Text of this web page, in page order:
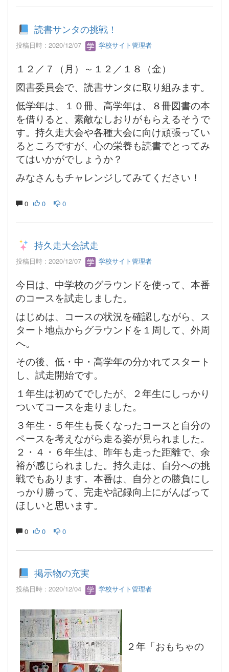
読書サンタの挑戦！
投稿日時 : 2020/12/07 学校サイト管理者
１２／７（月）～１２／１８（金）
図書委員会で、読書サンタに取り組みます。
低学年は、１０冊、高学年は、８冊図書の本
を借りると、素敵なしおりがもらえるそうで
す。持久走大会や各種大会に向け頑張ってい
るところですが、心の栄養も読書でとってみ
てはいかがでしょうか？
みなさんもチャレンジしてみてください！
0 0 0
持久走大会試走
投稿日時 : 2020/12/07 学校サイト管理者
今日は、中学校のグラウンドを使って、本番
のコースを試走しました。
はじめは、コースの状況を確認しながら、ス
タート地点からグラウンドを１周して、外周
へ。
その後、低・中・高学年の分かれてスタート
し、試走開始です。
１年生は初めてでしたが、２年生にしっかり
ついてコースを走りました。
３年生・５年生も長くなったコースと自分の
ペースを考えながら走る姿が見られました。
２・４・６年生は、昨年も走った距離で、余
裕が感じられました。持久走は、自分への挑
戦でもあります。本番は、自分との勝負にし
っかり勝って、完走や記録向上にがんばって
ほしいと思います。
0 0 0
掲示物の充実
投稿日時 : 2020/12/04 学校サイト管理者
２年「おもちゃの